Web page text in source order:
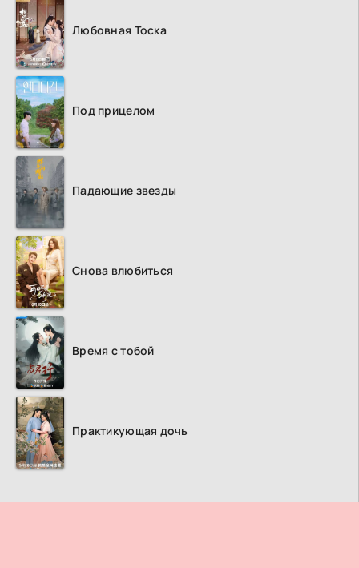
Любовная Тоска
Под прицелом
Падающие звезды
Снова влюбиться
Время с тобой
Практикующая дочь